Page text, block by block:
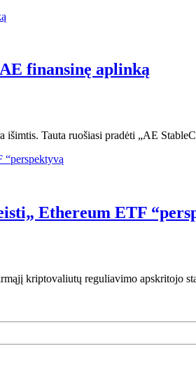
finansinę aplinką
išimtis. Tauta ruošiasi pradėti „AE
Ethereum ETF
kriptovaliutų reguliavimo apskritojo